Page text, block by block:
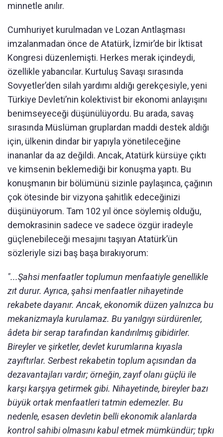
minnetle anılır.
Cumhuriyet kurulmadan ve Lozan Antlaşması
imzalanmadan önce de Atatürk, İzmir’de bir İktisat
Kongresi düzenlemişti. Herkes merak içindeydi,
özellikle yabancılar. Kurtuluş Savaşı sırasında
Sovyetler’den silah yardımı aldığı gerekçesiyle, yeni
Türkiye Devleti’nin kolektivist bir ekonomi anlayışını
benimseyeceği düşünülüyordu. Bu arada, savaş
sırasında Müslüman gruplardan maddi destek aldığı
için, ülkenin dindar bir yapıyla yönetileceğine
inananlar da az değildi. Ancak, Atatürk kürsüye çıktı
ve kimsenin beklemediği bir konuşma yaptı. Bu
konuşmanın bir bölümünü sizinle paylaşınca, çağının
çok ötesinde bir vizyona şahitlik edeceğinizi
düşünüyorum. Tam 102 yıl önce söylemiş olduğu,
demokrasinin sadece ve sadece özgür iradeyle
güçlenebileceği mesajını taşıyan Atatürk’ün
sözleriyle sizi baş başa bırakıyorum:
"...Şahsi menfaatler toplumun menfaatiyle genellikle
zıt durur. Ayrıca, şahsi menfaatler nihayetinde
rekabete dayanır. Ancak, ekonomik düzen yalnızca bu
mekanizmayla kurulamaz. Bu yanılgıyı sürdürenler,
âdeta bir serap tarafından kandırılmış gibidirler.
Bireyler ve şirketler, devlet kurumlarına kıyasla
zayıftırlar. Serbest rekabetin toplum açısından da
dezavantajları vardır; örneğin, zayıf olanı güçlü ile
karşı karşıya getirmek gibi. Nihayetinde, bireyler bazı
büyük ortak menfaatleri tatmin edemezler. Bu
nedenle, esasen devletin belli ekonomik alanlarda
kontrol sahibi olmasını kabul etmek mümkündür; tıpkı